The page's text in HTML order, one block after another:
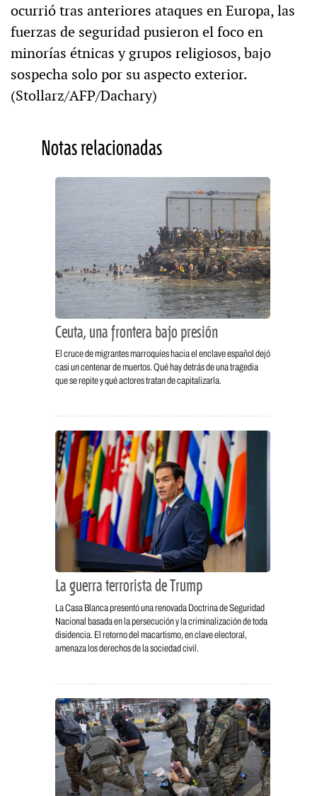
ocurrió tras anteriores ataques en Europa, las
fuerzas de seguridad pusieron el foco en
minorías étnicas y grupos religiosos, bajo
sospecha solo por su aspecto exterior.
(Stollarz/AFP/Dachary)
Notas relacionadas
Ceuta, una frontera bajo presión
El cruce de migrantes marroquíes hacia el enclave español dejó
casi un centenar de muertos. Qué hay detrás de una tragedia
que se repite y qué actores tratan de capitalizarla.
La guerra terrorista de Trump
La Casa Blanca presentó una renovada Doctrina de Seguridad
Nacional basada en la persecución y la criminalización de toda
disidencia. El retorno del macartismo, en clave electoral,
amenaza los derechos de la sociedad civil.